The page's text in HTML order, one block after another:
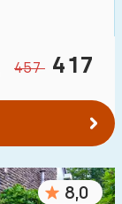
457 417
8,0